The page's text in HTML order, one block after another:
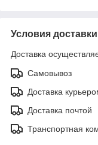
Условия доставки
Доставка
Самовывоз
Доставка
Доставка почтой
Транспортная